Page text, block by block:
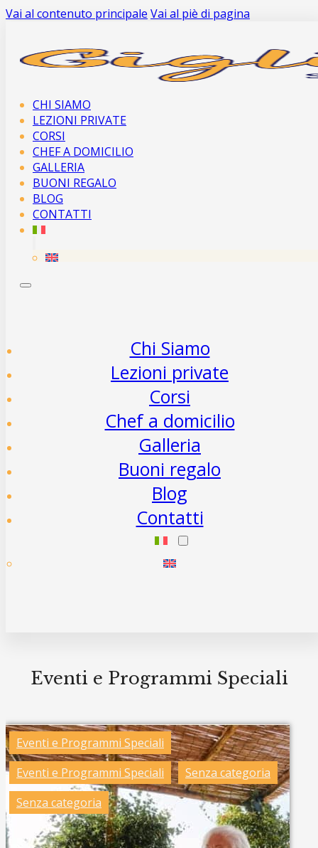
Vai al contenuto principale Vai al piè di pagina
CHI SIAMO
LEZIONI PRIVATE
CORSI
CHEF A DOMICILIO
GALLERIA
BUONI REGALO
BLOG
CONTATTI
Chi Siamo
Lezioni private
Corsi
Chef a domicilio
Galleria
Buoni regalo
Blog
Contatti
Eventi e Programmi Speciali
Eventi e Programmi Speciali
Eventi e Programmi Speciali
Senza categoria
Senza categoria